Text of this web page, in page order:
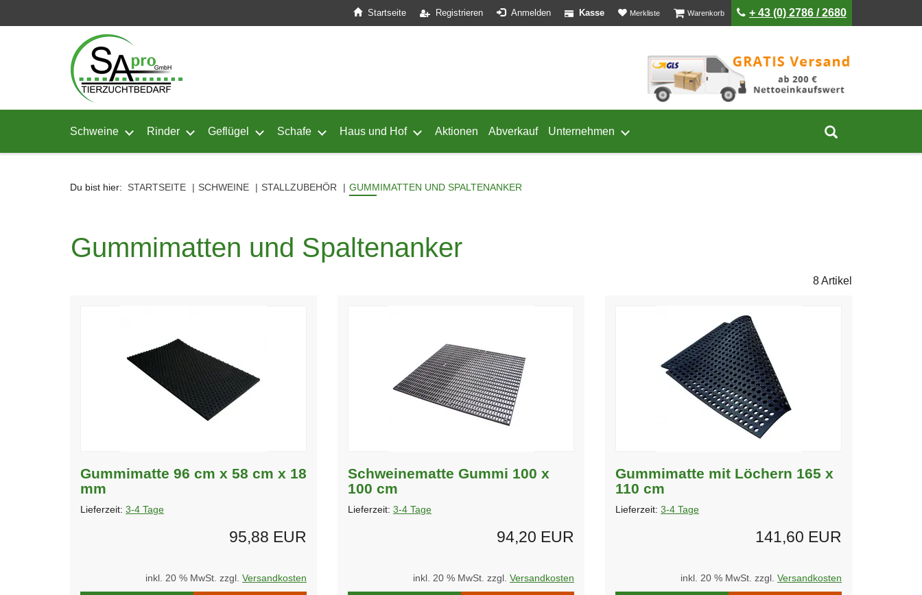
Startseite Registrieren Anmelden Kasse Merklisteist leer Warenkorbist leer+ 43 (0) 2786 / 2680
Schweine Untermenü von Schweine öffnen
Rinder Untermenü von Rinder öffnen
Geflügel Untermenü von Geflügel öffnen
Schafe Untermenü von Schafe öffnen
Haus und Hof Untermenü von Haus und Hof öffnen
Aktionen Abverkauf Unternehmen Untermenü von Unternehmen öffnen
Du bist hier: STARTSEITE SCHWEINE STALLZUBEHÖR GUMMIMATTEN UND SPALTENANKER
Gummimatten und Spaltenanker
8 Artikel
Gummimatte 96 cm x 58 cm x 18
mm
Lieferzeit: 3-4 Tage
95,88 EUR
inkl. 20 % MwSt. zzgl. Versandkosten
Schweinematte Gummi 100 x
100 cm
Lieferzeit: 3-4 Tage
94,20 EUR
inkl. 20 % MwSt. zzgl. Versandkosten
Gummimatte mit Löchern 165 x
110 cm
Lieferzeit: 3-4 Tage
141,60 EUR
inkl. 20 % MwSt. zzgl. Versandkosten